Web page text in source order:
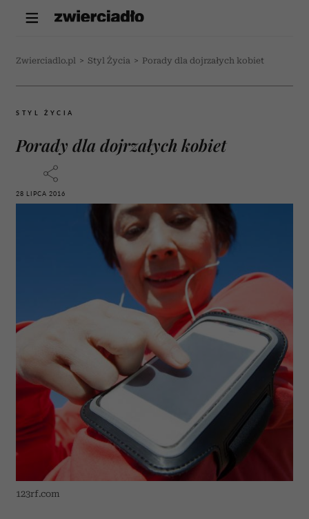
Zwierciadlo.pl > Styl Życia > Porady dla dojrzałych kobiet
STYL ŻYCIA
Porady dla dojrzałych kobiet
28 LIPCA 2016
123rf.com